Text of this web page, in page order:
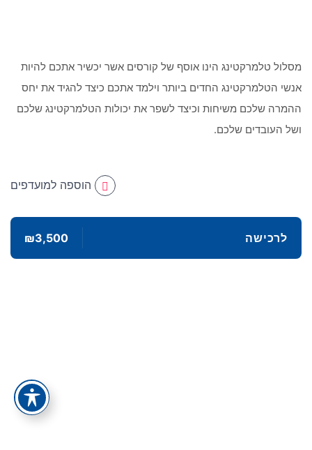
מסלול טלמרקטינג הינו אוסף של קורסים אשר יכשיר אתכם להיות
אנשי הטלמרקטינג החדים ביותר וילמד אתכם כיצד להגיד את יחס
ההמרה שלכם משיחות וכיצד לשפר את יכולות הטלמרקטינג שלכם
ושל העובדים שלכם.
הוספה למועדפים
לרכישה ₪3,500
סיפור ההצלחה של אלעד הדר